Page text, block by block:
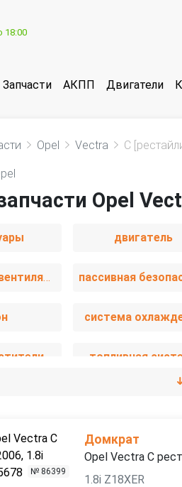
18:00
Запчасти АКПП Двигатели
Opel Vectra C
Opel
двигатель
отопление и вентиляция
система
топливная
№ 86399
Домкрат
Opel Vectra C
1.8i Z18XER